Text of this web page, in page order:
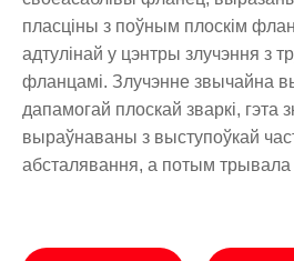
пласціны з поўным плоскім
адтулінай у цэнтры злучэння з
фланцамі. Злучэнне звычайна
дапамогай плоскай зваркі,
выраўнаваны з выступоўкай
абсталявання, а потым трывала